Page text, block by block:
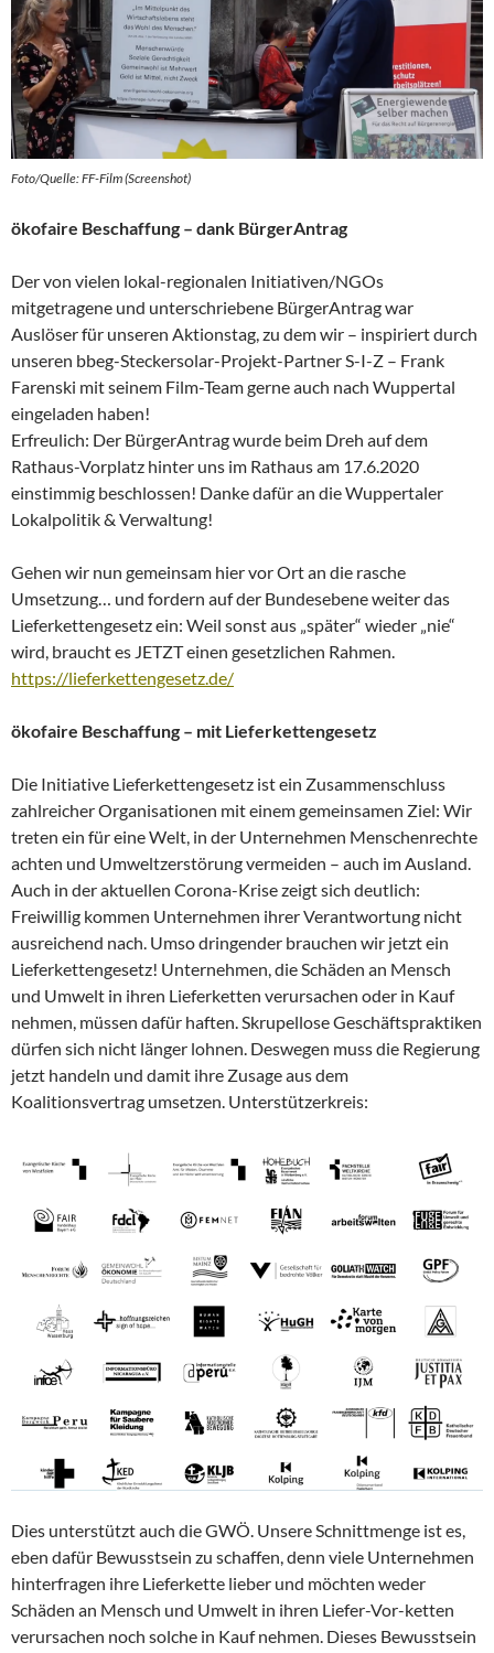
Foto/Quelle: FF-Film (Screenshot)
ökofaire Beschaffung – dank BürgerAntrag
Der von vielen lokal-regionalen Initiativen/NGOs
mitgetragene und unterschriebene BürgerAntrag war
Auslöser für unseren Aktionstag, zu dem wir – inspiriert durch
unseren bbeg-Steckersolar-Projekt-Partner S-I-Z – Frank
Farenski mit seinem Film-Team gerne auch nach Wuppertal
eingeladen haben!
Erfreulich: Der BürgerAntrag wurde beim Dreh auf dem
Rathaus-Vorplatz hinter uns im Rathaus am 17.6.2020
einstimmig beschlossen! Danke dafür an die Wuppertaler
Lokalpolitik & Verwaltung!
Gehen wir nun gemeinsam hier vor Ort an die rasche
Umsetzung… und fordern auf der Bundesebene weiter das
Lieferkettengesetz ein: Weil sonst aus „später“ wieder „nie“
wird, braucht es JETZT einen gesetzlichen Rahmen.
https://lieferkettengesetz.de/
ökofaire Beschaffung – mit Lieferkettengesetz
Die Initiative Lieferkettengesetz ist ein Zusammenschluss
zahlreicher Organisationen mit einem gemeinsamen Ziel: Wir
treten ein für eine Welt, in der Unternehmen Menschenrechte
achten und Umweltzerstörung vermeiden – auch im Ausland.
Auch in der aktuellen Corona-Krise zeigt sich deutlich:
Freiwillig kommen Unternehmen ihrer Verantwortung nicht
ausreichend nach. Umso dringender brauchen wir jetzt ein
Lieferkettengesetz! Unternehmen, die Schäden an Mensch
und Umwelt in ihren Lieferketten verursachen oder in Kauf
nehmen, müssen dafür haften. Skrupellose Geschäftspraktiken
dürfen sich nicht länger lohnen. Deswegen muss die Regierung
jetzt handeln und damit ihre Zusage aus dem
Koalitionsvertrag umsetzen. Unterstützerkreis:
Dies unterstützt auch die GWÖ. Unsere Schnittmenge ist es,
eben dafür Bewusstsein zu schaffen, denn viele Unternehmen
hinterfragen ihre Lieferkette lieber und möchten weder
Schäden an Mensch und Umwelt in ihren Liefer-Vor-ketten
verursachen noch solche in Kauf nehmen. Dieses Bewusstsein